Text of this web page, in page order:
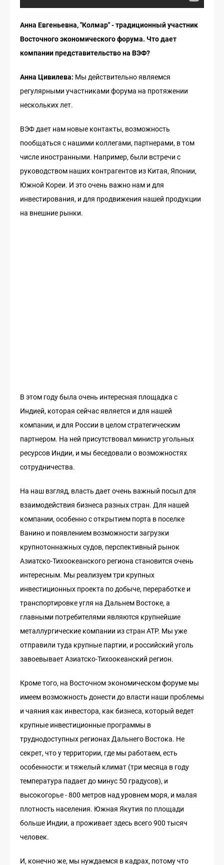
Анна Евгеньевна, "Колмар" - традиционный участник
Восточного экономического форума. Что дает
компании представительство на ВЭФ?
Анна Цивилева: Мы действительно являемся
регулярными участниками форума на протяжении
нескольких лет.
ВЭФ дает нам новые контакты, возможность
пообщаться с нашими коллегами, партнерами, в том
числе иностранными. Например, были встречи с
руководством наших контрагентов из Китая, Японии,
Южной Кореи. И это очень важно нам и для
инвестирования, и для продвижения нашей продукции
на внешние рынки.
В этом году была очень интересная площадка с
Индией, которая сейчас является и для нашей
компании, и для России в целом стратегическим
партнером. На ней присутствовал министр угольных
ресурсов Индии, и мы беседовали о возможностях
сотрудничества.
На наш взгляд, власть дает очень важный посыл для
взаимодействия бизнеса разных стран. Для нашей
компании, особенно с открытием порта в поселке
Ванино и появлением возможности загрузки
крупнотоннажных судов, перспективный рынок
Азиатско-Тихоокеанского региона становится очень
интересным. Мы реализуем три крупных
инвестиционных проекта по добыче, переработке и
транспортировке угля на Дальнем Востоке, а
главными потребителями являются крупнейшие
металлургические компании из стран АТР. Мы уже
отправили туда крупные партии, и российский уголь
завоевывает Азиатско-Тихоокеанский регион.
Кроме того, на Восточном экономическом форуме мы
имеем возможность донести до власти наши проблемы
и чаяния как инвестора, как бизнеса, который ведет
крупные инвестиционные программы в
труднодоступных регионах Дальнего Востока. Не
секрет, что у территории, где мы работаем, есть
особенности: и тяжелый климат (три месяца в году
температура падает до минус 50 градусов), и
высокогорье - 800 метров над уровнем моря, и малая
плотность населения. Южная Якутия по площади
больше Индии, а проживает здесь всего 900 тысяч
человек.
И, конечно же, мы нуждаемся в кадрах, потому что